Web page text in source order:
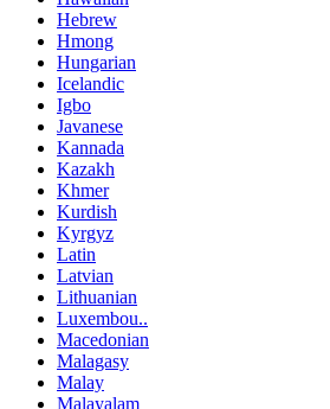
Hebrew
Hmong
Hungarian
Icelandic
Igbo
Javanese
Kannada
Kazakh
Khmer
Kurdish
Kyrgyz
Latin
Latvian
Lithuanian
Luxembou..
Macedonian
Malagasy
Malay
Malayalam